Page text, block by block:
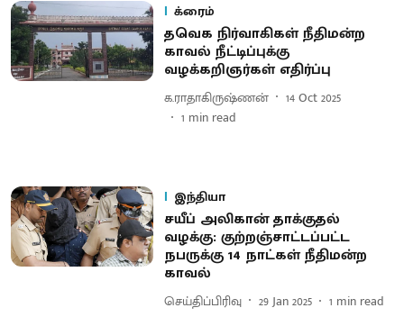
க்ரைம்
தவெக நிர்வாகிகள் நீதிமன்ற
காவல் நீட்டிப்புக்கு
வழக்கறிஞர்கள் எதிர்ப்பு
க.ராதாகிருஷ்ணன்
14 Oct 2025
1 min read
இந்தியா
சயீப் அலிகான் தாக்குதல்
வழக்கு: குற்றஞ்சாட்டப்பட்ட
நபருக்கு 14 நாட்கள் நீதிமன்ற
காவல்
செய்திப்பிரிவு 29 Jan 2025 1 min read